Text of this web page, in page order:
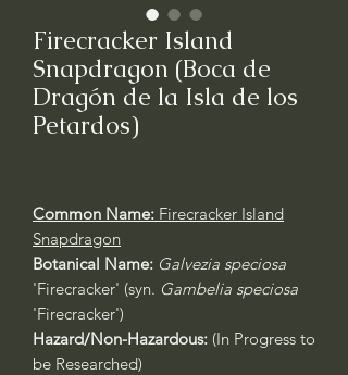
Firecracker Island
Snapdragon (Boca de
Dragón de la Isla de los
Petardos)
Common Name: Firecracker Island
Snapdragon
Botanical Name: Galvezia speciosa
'Firecracker' (syn. Gambelia speciosa
'Firecracker')
Hazard/Non-Hazardous: (In Progress to
be Researched)